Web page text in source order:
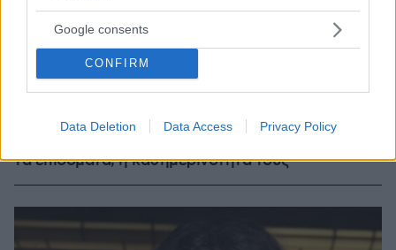
Google consents
CONFIRM
Data Deletion Data Access Privacy Policy
Είδος υπό εξαφάνιση οι υπερπολύτεκνοι στην
τα επιδόματα, η καθημερινότητά τους